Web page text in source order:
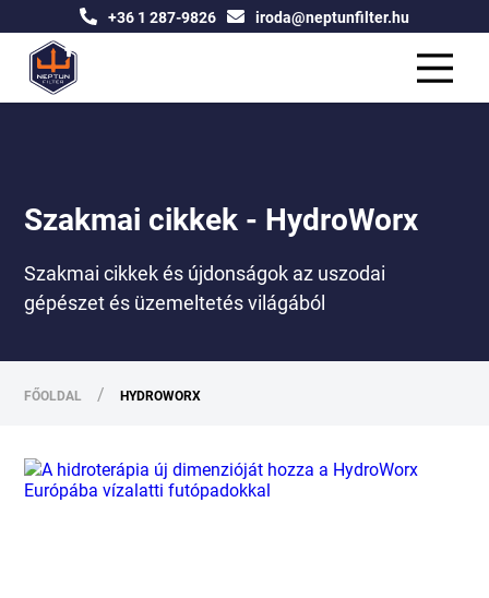
+36 1 287-9826 iroda@neptunfilter.hu
Szakmai cikkek - HydroWorx
Szakmai cikkek és újdonságok az uszodai
gépészet és üzemeltetés világából
FŐOLDAL / HYDROWORX